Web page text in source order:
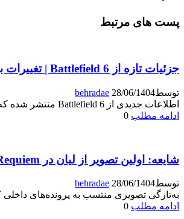
پست های مرتبط
جزئیات تازه از Battlefield 6 | تغییرات بزرگ در سیستم Aim Assist
توسط behradae 28/06/1404
اطلاعات جدیدی از Battlefield 6 منتشر شده که به برخی ویژگی‌های مهم این بازی اشاره دارد.
ادامه مطلب 0
شایعه: اولین تصویر از لیان در Resident Evil Requiem فاش شد
توسط behradae 28/06/1404
به‌تازگی تصویری منتسب به پرونده‌های
ادامه مطلب 0